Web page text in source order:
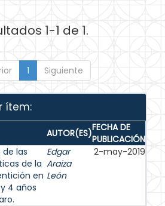
1-1 de 1.
1 Siguiente
ítem:
AUTOR(ES)FECHA DE
PUBLICACIÓN
las
de la
en
4 años
Edgar
Araiza
León
2-may-2019